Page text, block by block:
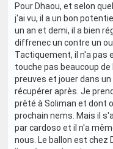
Pour Dhaou, et selon
j'ai vu, il a un bon
un an et demi, il a bien
diffrenec un contre un
Tactiquement, il n'a pas
touche pas beaucoup
preuves et jouer dans
récupérer après. Je
prêté à Soliman et dont
prochain nems. Mais il
par cardoso et il n'a
nous. Le ballon est chez